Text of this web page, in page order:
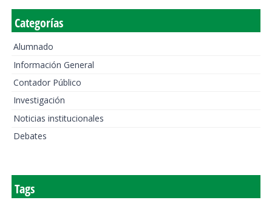
Categorías
Alumnado
Información General
Contador Público
Investigación
Noticias institucionales
Debates
Tags